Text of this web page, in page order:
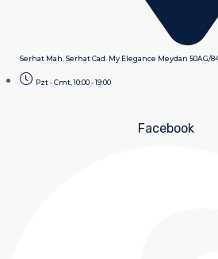
Serhat Mah. Serhat Cad. My Elegance Meydan 50AG/
Pzt - Cmt, 10:00 - 19:00
Facebook